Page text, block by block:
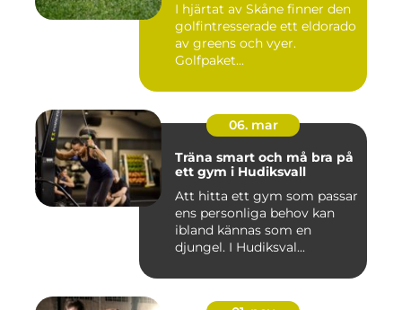
I hjärtat av Skåne finner den
golfintresserade ett eldorado
av greens och vyer.
Golfpaket...
06. mar
Träna smart och må bra på
ett gym i Hudiksvall
Att hitta ett gym som passar
ens personliga behov kan
ibland kännas som en
djungel. I Hudiksval...